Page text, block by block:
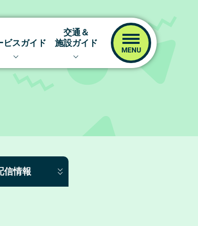
ビスガイド
ッシュレスカード
ポイント倶楽部
ートレース津ファンクラブ
交通＆
施設ガイド
場内マップ
ボートレース津のあゆみ
信情報